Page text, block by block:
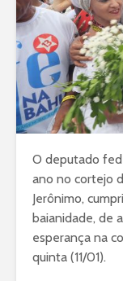
O deputado
ano no cortejo
Jerônimo,
baianidade, de
esperança na
quinta (11/01).